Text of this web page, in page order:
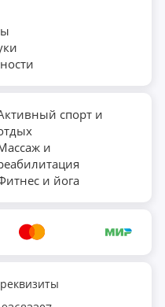
Она не имеет
самостоятельно
спорт и
и
и йога